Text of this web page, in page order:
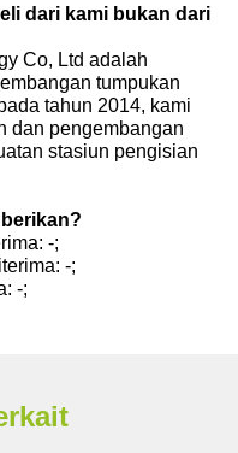
dari kami bukan dari
Co, Ltd adalah
tumpukan
tahun 2014, kami
dan pengembangan
stasiun pengisian
-;
-;
-;